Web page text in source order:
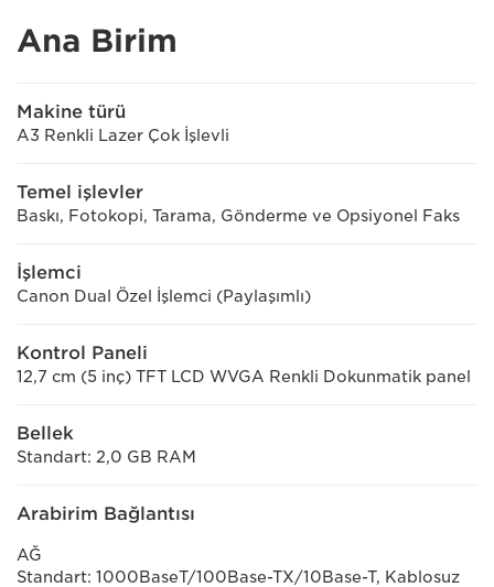
Ana Birim
Makine türü
A3 Renkli Lazer Çok İşlevli
Temel işlevler
Baskı, Fotokopi, Tarama, Gönderme ve Opsiyonel Faks
İşlemci
Canon Dual Özel İşlemci (Paylaşımlı)
Kontrol Paneli
12,7 cm (5 inç) TFT LCD WVGA Renkli Dokunmatik panel
Bellek
Standart: 2,0 GB RAM
Arabirim Bağlantısı
AĞ
Standart: 1000BaseT/100Base-TX/10Base-T, Kablosuz